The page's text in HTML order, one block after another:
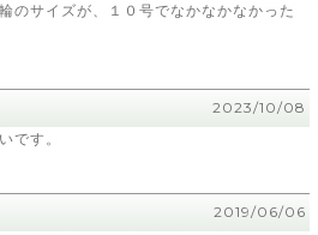
のサイズが、１０号でなかなかなかった
2023/10/08
です。
2019/06/06